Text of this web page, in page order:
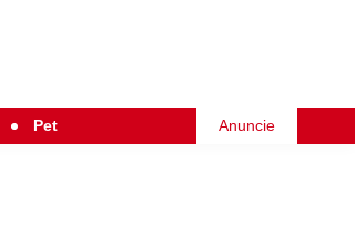
Pet Anuncie